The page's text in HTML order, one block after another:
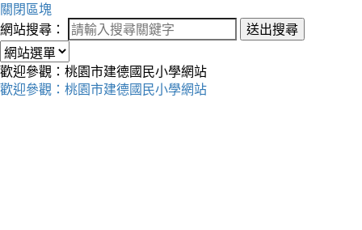
關閉區塊
網站搜尋：
送出搜尋
歡迎參觀：桃園市建德國民小學網站
歡迎參觀：桃園市建德國民小學網站